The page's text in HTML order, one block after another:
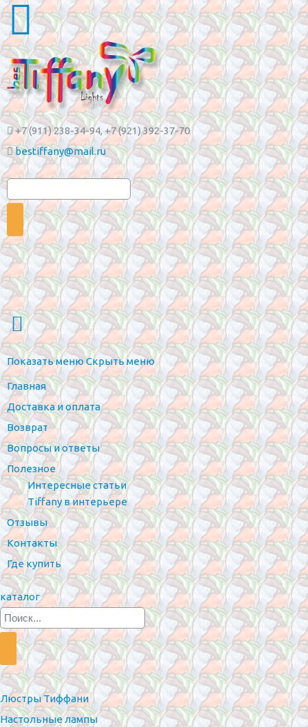
+7 (911) 238-34-94, +7 (921) 392-37-70
bestiffany@mail.ru
Показать менюСкрыть меню
Главная
Доставка и оплата
Возврат
Вопросы и ответы
Полезное
Интересные статьи
Tiffany в интерьере
Отзывы
Контакты
Где купить
каталог
Люстры Тиффани
Настольные лампы